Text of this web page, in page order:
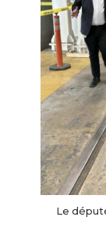
Le